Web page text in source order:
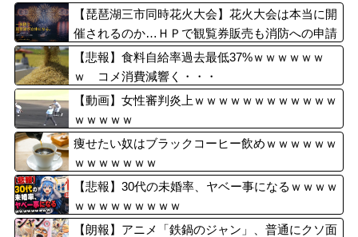
【琵琶湖三市同時花火大会】花火大会は本当に開
催されるのか…ＨＰで観覧券販売も消防への申請
なし、３自治体は「関与してない」と声明
【悲報】食料自給率過去最低37%ｗｗｗｗｗｗ
ｗ コメ消費減響く・・・
【動画】女性審判炎上ｗｗｗｗｗｗｗｗｗｗｗｗ
ｗｗｗｗｗ
痩せたい奴はブラックコーヒー飲めｗｗｗｗｗｗ
ｗｗｗｗｗｗｗ
【悲報】30代の未婚率、ヤベー事になるｗｗｗｗ
ｗｗｗｗｗｗｗｗｗ
【朗報】アニメ「鉄鍋のジャン」、普通にクソ面